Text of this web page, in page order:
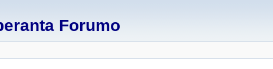
Forumo